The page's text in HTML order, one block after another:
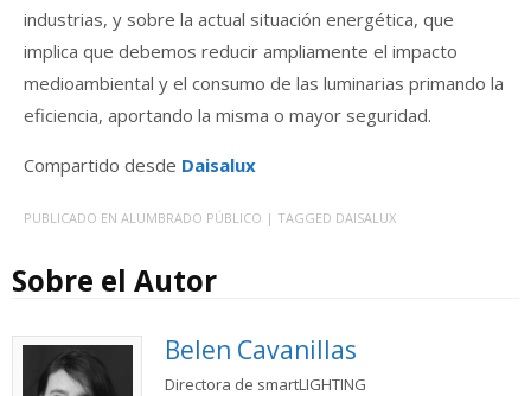
industrias, y sobre la actual situación energética, que
implica que debemos reducir ampliamente el impacto
medioambiental y el consumo de las luminarias primando la
eficiencia, aportando la misma o mayor seguridad.
Compartido desde Daisalux
PUBLICADO EN ALUMBRADO PÚBLICO | TAGGED DAISALUX
Sobre el Autor
Belen Cavanillas
Directora de smartLIGHTING